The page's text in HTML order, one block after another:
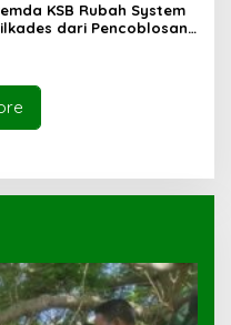
KSB Rubah System
dari Pencoblosan